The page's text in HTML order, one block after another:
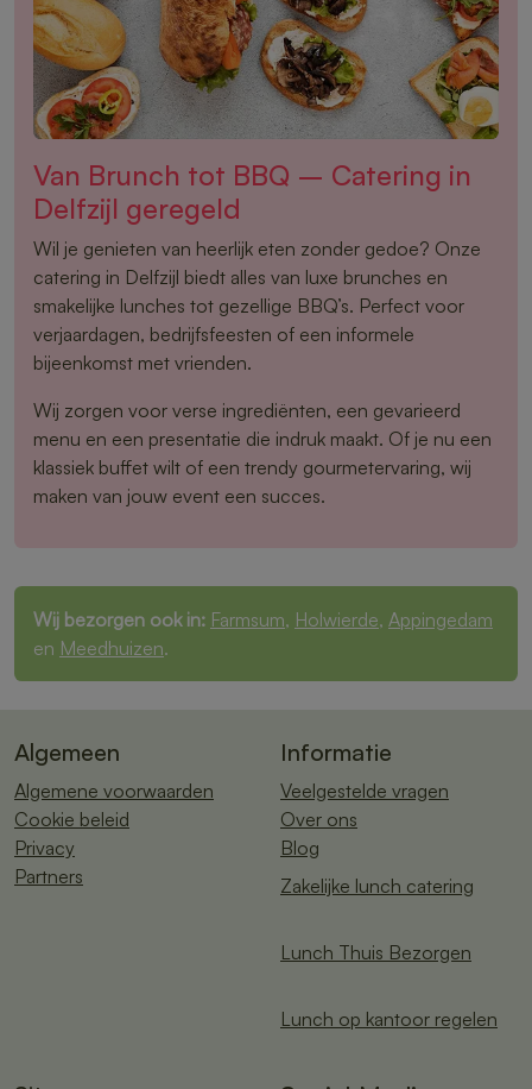
Van Brunch tot BBQ – Catering in
Delfzijl geregeld
Wil je genieten van heerlijk eten zonder gedoe? Onze
catering in Delfzijl biedt alles van luxe brunches en
smakelijke lunches tot gezellige BBQ’s. Perfect voor
verjaardagen, bedrijfsfeesten of een informele
bijeenkomst met vrienden.
Wij zorgen voor verse ingrediënten, een gevarieerd
menu en een presentatie die indruk maakt. Of je nu een
klassiek buffet wilt of een trendy gourmetervaring, wij
maken van jouw event een succes.
Wij bezorgen ook in: Farmsum, Holwierde, Appingedam
en Meedhuizen.
Algemeen
Algemene voorwaarden
Cookie beleid
Privacy
Partners
Informatie
Veelgestelde vragen
Over ons
Blog
Zakelijke lunch catering
Lunch Thuis Bezorgen
Lunch op kantoor regelen